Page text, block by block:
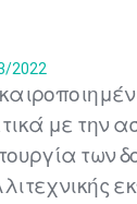
2022
με την
των